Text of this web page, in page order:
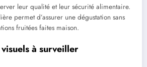
leur qualité et leur sécurité alimentaire.
permet d’assurer une dégustation sans
fruitées faites maison.
à surveiller